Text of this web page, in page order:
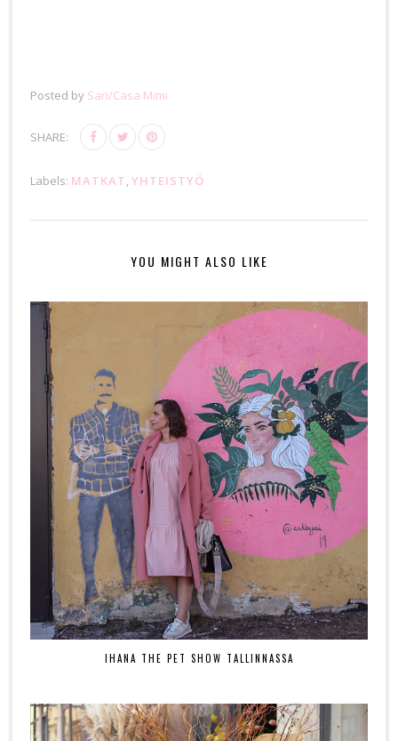
Posted by Sari/Casa Mimi
SHARE:
Labels: MATKAT,YHTEISTYÖ
YOU MIGHT ALSO LIKE
IHANA THE PET SHOW TALLINNASSA